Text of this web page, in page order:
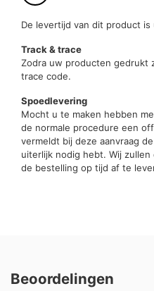
De levertijd van dit product is
Track & trace
Zodra uw producten gedrukt
trace code.
Spoedlevering
Mocht u te maken hebben
de normale procedure een
vermeldt bij deze aanvraag
uiterlijk nodig hebt. Wij
de bestelling op tijd af te
Beoordelingen